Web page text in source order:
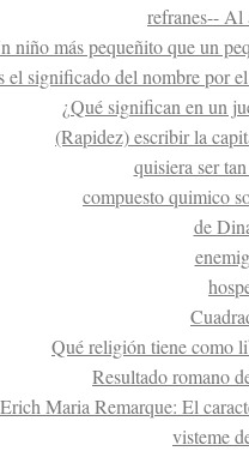
refranes-- Al
niño más pequeñito que un
el significado del nombre por
¿Qué significan en un
(Rapidez) escribir la
quisiera ser
compuesto quimico
de
Qué religión tiene como
Resultado romano
Maria Remarque: El
visteme